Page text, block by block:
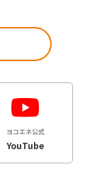
ヨコエネ公式
YouTube